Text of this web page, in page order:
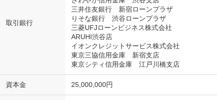
取引銀行
三井住友銀行 新宿ローンプラザ
りそな銀行 渋谷ローンプラザ
三菱UFJローンビジネス株式会社
ARUHI渋谷店
イオンクレジットサービス株式会社
東京三協信用金庫 新宿支店
東京シティ信用金庫 江戸川橋支店
資本金 25,000,000円